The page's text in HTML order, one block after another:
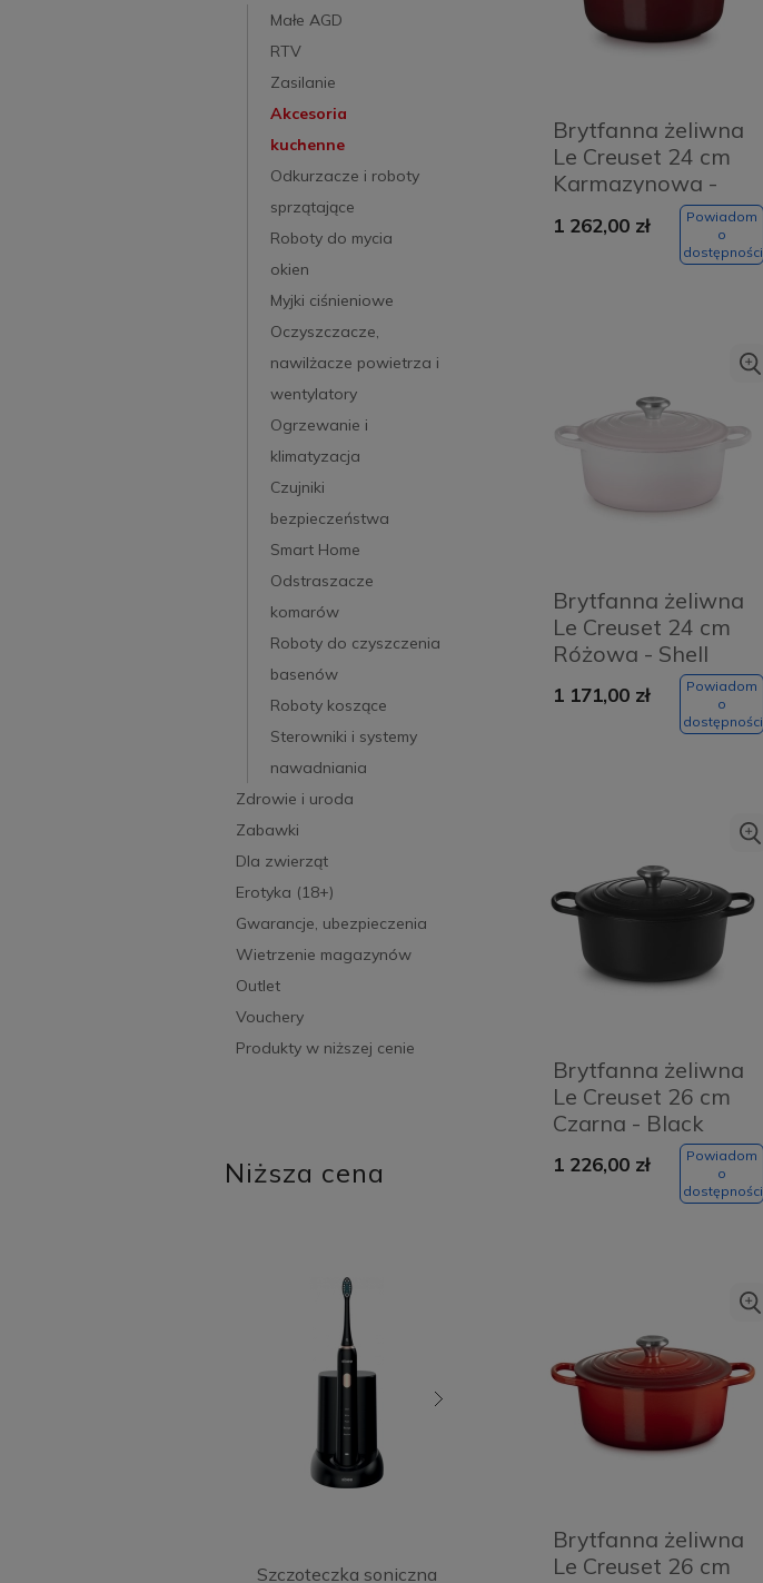
Małe AGD
RTV
Zasilanie
Akcesoria
kuchenne
Odkurzacze i roboty
sprzątające
Roboty do mycia
okien
Myjki ciśnieniowe
Oczyszczacze,
nawilżacze powietrza i
wentylatory
Ogrzewanie i
klimatyzacja
Czujniki
bezpieczeństwa
Smart Home
Odstraszacze
komarów
Roboty do czyszczenia
basenów
Roboty koszące
Sterowniki i systemy
nawadniania
Zdrowie i uroda
Zabawki
Dla zwierząt
Erotyka (18+)
Gwarancje, ubezpieczenia
Wietrzenie magazynów
Outlet
Vouchery
Produkty w niższej cenie
Niższa cena
Szczoteczka soniczna Usługa w salonie -
Brytfanna żeliwna
Le Creuset 24 cm
Karmazynowa -
1 262,00 zł
Powiadom
o
dostępności
Brytfanna żeliwna
Le Creuset 24 cm
Różowa - Shell
1 171,00 zł
Powiadom
o
dostępności
Brytfanna żeliwna
Le Creuset 26 cm
Czarna - Black
1 226,00 zł
Powiadom
o
dostępności
Brytfanna żeliwna
Le Creuset 26 cm